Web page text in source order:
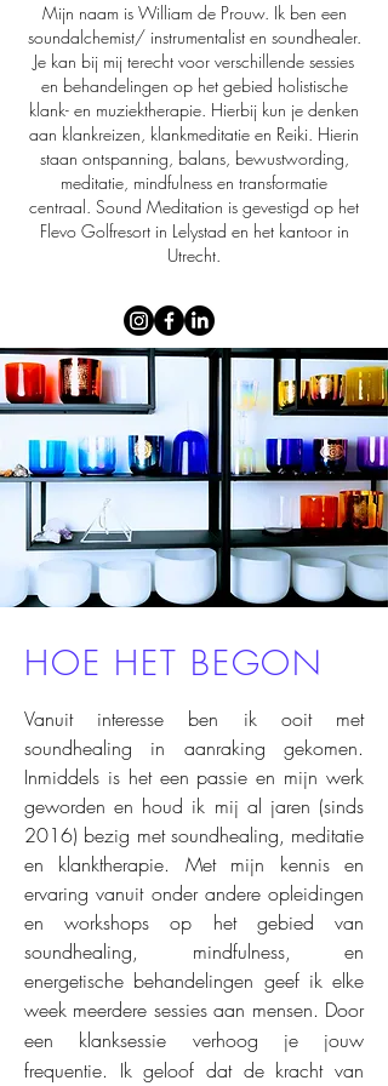
Mijn naam is William de Prouw. Ik ben een
soundalchemist/ instrumentalist en soundhealer.
Je kan bij mij terecht voor verschillende sessies
en behandelingen op het gebied holistische
klank- en muziektherapie. Hierbij kun je denken
aan klankreizen, klankmeditatie en Reiki. Hierin
staan ontspanning, balans, bewustwording,
meditatie, mindfulness en transformatie
centraal. Sound Meditation is gevestigd op het
Flevo Golfresort in Lelystad en het kantoor in
Utrecht.
HOE HET BEGON
Vanuit interesse ben ik ooit met
soundhealing in aanraking gekomen.
Inmiddels is het een passie en mijn werk
geworden en houd ik mij al jaren (sinds
2016) bezig met soundhealing, meditatie
en klanktherapie. Met mijn kennis en
ervaring vanuit onder andere opleidingen
en workshops op het gebied van
soundhealing, mindfulness, en
energetische behandelingen geef ik elke
week meerdere sessies aan mensen. Door
een klanksessie verhoog je jouw
frequentie. Ik geloof dat de kracht van